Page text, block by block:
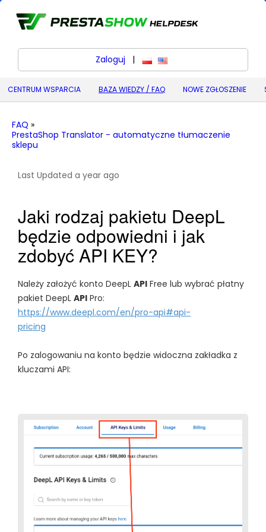
Zaloguj | polskiEnglish (United States)
CENTRUM WSPARCIA BAZA WIEDZY / FAQ NOWE ZGŁOSZENIE
FAQ »
PrestaShop Translator - automatyczne tłumaczenie
sklepu
Last Updated a year ago
Jaki rodzaj pakietu DeepL
będzie odpowiedni i jak
zdobyć API KEY?
Należy założyć konto DeepL API Free lub wybrać płatny
pakiet DeepL API Pro:
https://www.deepl.com/en/pro-api#api-
pricing
Po zalogowaniu na konto będzie widoczna zakładka z
kluczami API: